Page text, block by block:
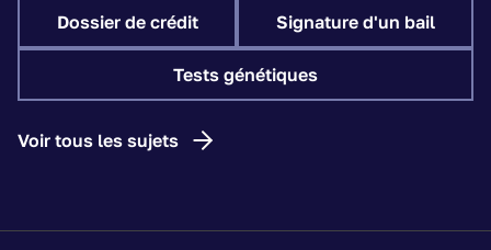
Dossier de crédit Signature d'un bail
Tests génétiques
Voir tous les sujets